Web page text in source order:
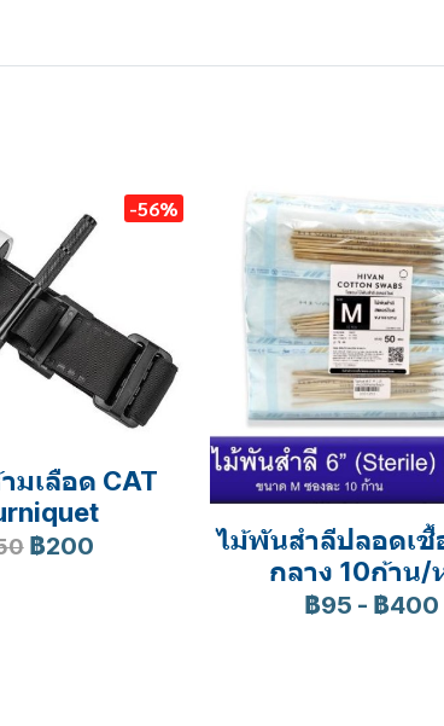
-56%
มเลือด CAT
฿200
ไม้พันสำลีปลอดเชื้
กลาง 10ก้าน/
฿95 - ฿400